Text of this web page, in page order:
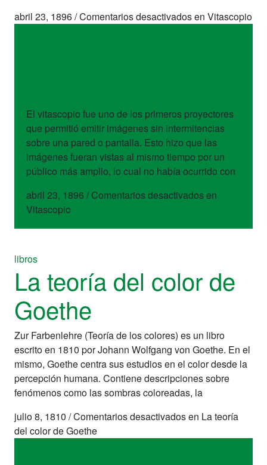
abril 23, 1896/Comentarios desactivadosen Vitascopio
El vitascopio fue uno de los primeros proyectores
que permitió emitir imágenes sin intermitencias
sobre una pared o pantalla. Esto hizo que las
imágenes fueran vistas al mismo tiempo por un
público más amplio, lo cual no había ocurrido con
abril 23, 1896 / Comentarios desactivadosen
Vitascopio
libros
La teoría del color de
Goethe
Zur Farbenlehre (Teoría de los colores) es un libro
escrito en 1810 por Johann Wolfgang von Goethe. En el
mismo, Goethe centra sus estudios en el color desde la
percepción humana. Contiene descripciones sobre
fenómenos como las sombras coloreadas, la
julio 8, 1810 /Comentarios desactivadosen La teoría
del color de Goethe